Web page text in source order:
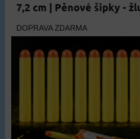
7,2 cm | Pěnové šipky -
DOPRAVA ZDARMA